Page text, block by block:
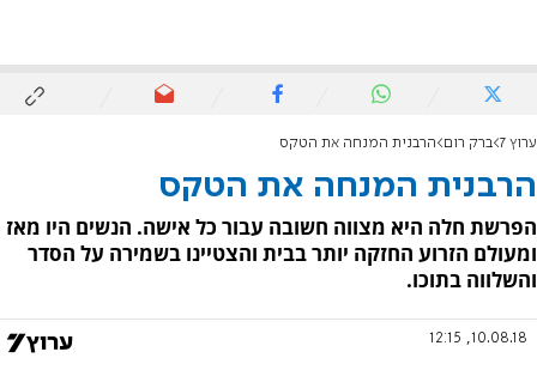
ערוץ 7 ברק רום הרבנית המנחה את הטקס
הרבנית המנחה את הטקס
הפרשת חלה היא מצווה חשובה עבור כל אישה. הנשים היו מאז
ומעולם הזרוע החזקה יותר בבית והצטיינו בשמירה על הסדר
והשלווה בתוכו.
10.08.18, 12:15